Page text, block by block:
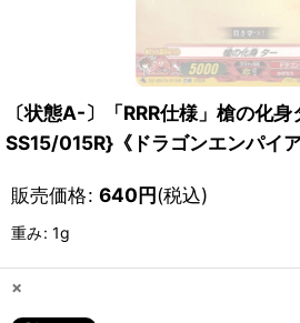
〔状態A-〕「RRR仕様」槍の化
SS15/015R}《ドラゴンエンパイア
販売価格: 640円(税込)
重み: 1g
×